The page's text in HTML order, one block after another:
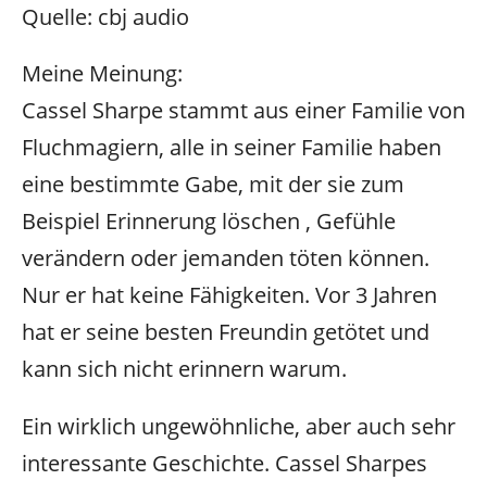
Quelle: cbj audio
Meine Meinung:
Cassel Sharpe stammt aus einer Familie von
Fluchmagiern, alle in seiner Familie haben
eine bestimmte Gabe, mit der sie zum
Beispiel Erinnerung löschen , Gefühle
verändern oder jemanden töten können.
Nur er hat keine Fähigkeiten. Vor 3 Jahren
hat er seine besten Freundin getötet und
kann sich nicht erinnern warum.
Ein wirklich ungewöhnliche, aber auch sehr
interessante Geschichte. Cassel Sharpes